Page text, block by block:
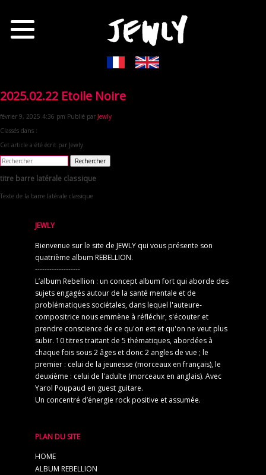
2025.02.22 Etoile Noire
février 9, 2025 4:36 pm Publié par Jewly
Classés dans :
Cet article a été écrit par Jewly
Rechercher
titre barre latérale classique
Texte de la barre latérale classique
JEWLY
Bienvenue sur le site de JEWLY qui vous présente son
quatrième album REBELLION.
-------------------
L’album Rebellion : un concept album fort qui aborde des
sujets engagés autour de la santé mentale et de
problématiques sociétales, dans lequel l'auteure-
compositrice nous emmène à réfléchir, s'écouter et
prendre conscience de ce qu'on est et qu'on ne veut plus
subir. 10 titres traitant de 5 thématiques, abordées à
chaque fois sous 2 âges et donc 2 angles de vue ; le
premier : celui de la jeunesse (morceaux en français), le
deuxième : celui de l'adulte (morceaux en anglais). Avec
Yarol Poupaud en guest guitare.
Un concentré d’énergie rock positive et assumée.
PLAN DU SITE
HOME
ALBUM REBELLION